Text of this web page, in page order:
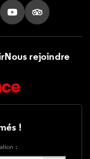
Tok
sur X
nous sur LinkedIn
Suivez nous sur
Suivez nous
Nous rejoindre
!
: